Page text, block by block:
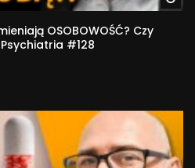
OSOBOWOŚĆ? Czy
#128